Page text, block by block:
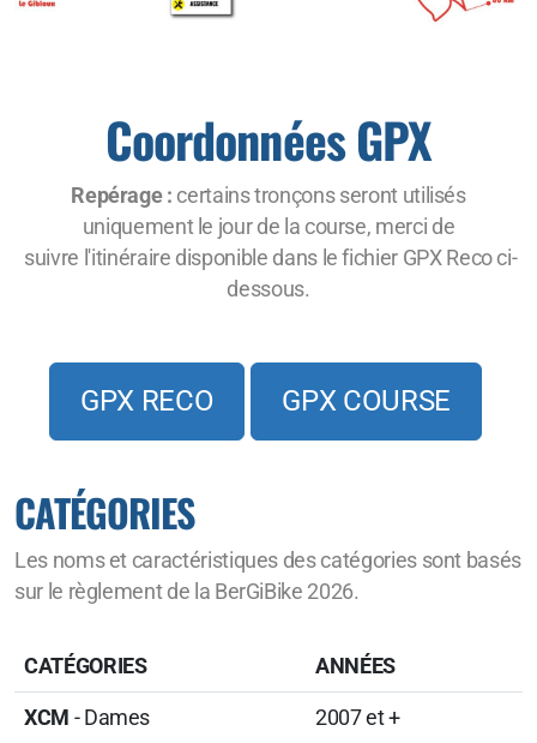
Coordonnées GPX
Repérage : certains tronçons seront utilisés
uniquement le jour de la course, merci de
suivre l'itinéraire disponible dans le fichier GPX Reco ci-
dessous.
GPX RECO GPX COURSE
CATÉGORIES
Les noms et caractéristiques des catégories sont basés
sur le règlement de la BerGiBike 2026.
CATÉGORIES ANNÉES
XCM - Dames 2007 et +